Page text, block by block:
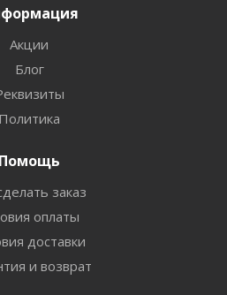
Акции
Блог
Политика
Помощь
заказ
оплаты
доставки
и возврат